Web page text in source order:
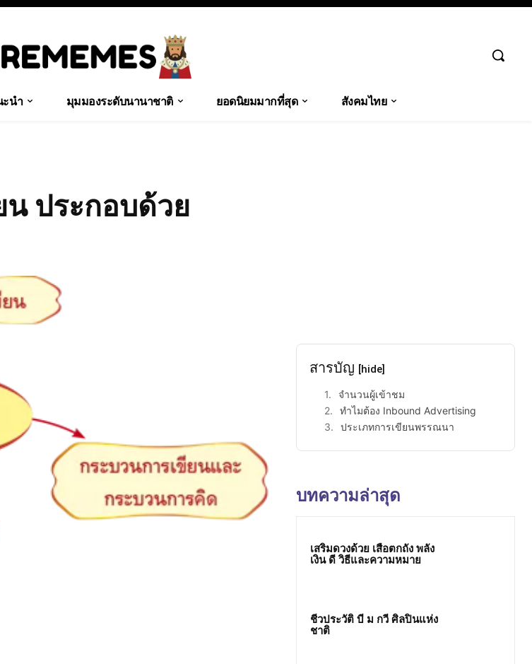
ะนำ มุมมองระดับนานาชาติ ยอดนิยมมากที่สุด สังคมไทย
ประกอบด้วย
สารบัญ [hide]
จำนวนผู้เข้าชม
ทำไมต้อง Inbound Advertising
ประเภทการเขียนพรรณนา
บทความล่าสุด
เสริมดวงด้วย เสือตกถัง พลัง
เงิน ดี วิธีและความหมาย
ชีวประวัติ บี ม กวี ศิลปินแห่ง
ชาติ